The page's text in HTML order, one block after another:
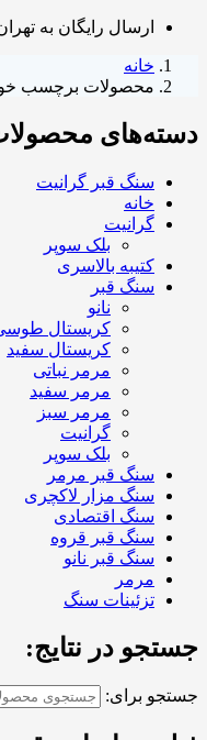
ارسال رایگان به
خانه
محصولات برچسب
دسته‌های
سنگ قبر گرانیت
خانه
گرانیت
بلک سوپر
کتیبه بالاسری
سنگ قبر
نانو
کریستال
کریستال سفید
مرمر نباتی
مرمر سفید
مرمر سبز
گرانیت
بلک سوپر
سنگ قبر مرمر
سنگ مزار لاکچری
سنگ اقتصادی
سنگ قبر قروه
سنگ قبر نانو
مرمر
تزئینات سنگ
جستجو در نتایج:
جستجو برای: